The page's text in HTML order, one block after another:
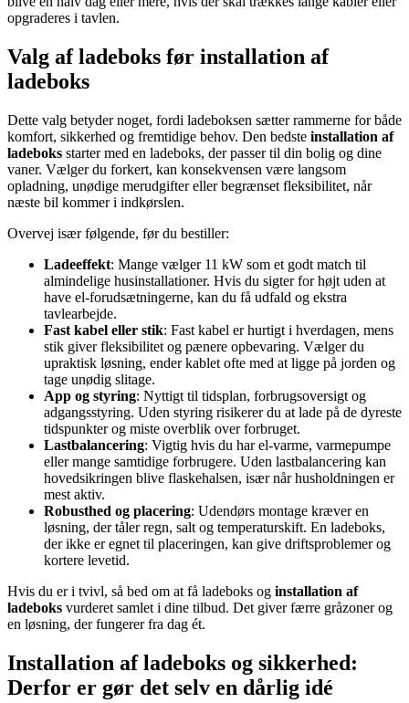
opgraderes i tavlen.
Valg af ladeboks før installation af
ladeboks
Dette valg betyder noget, fordi ladeboksen sætter rammerne for både
komfort, sikkerhed og fremtidige behov. Den bedste installation af
ladeboks starter med en ladeboks, der passer til din bolig og dine
vaner. Vælger du forkert, kan konsekvensen være langsom
opladning, unødige merudgifter eller begrænset fleksibilitet, når
næste bil kommer i indkørslen.
Overvej især følgende, før du bestiller:
Ladeeffekt: Mange vælger 11 kW som et godt match til
almindelige husinstallationer. Hvis du sigter for højt uden at
have el-forudsætningerne, kan du få udfald og ekstra
tavlearbejde.
Fast kabel eller stik: Fast kabel er hurtigt i hverdagen, mens
stik giver fleksibilitet og pænere opbevaring. Vælger du
upraktisk løsning, ender kablet ofte med at ligge på jorden og
tage unødig slitage.
App og styring: Nyttigt til tidsplan, forbrugsoversigt og
adgangsstyring. Uden styring risikerer du at lade på de dyreste
tidspunkter og miste overblik over forbruget.
Lastbalancering: Vigtig hvis du har el-varme, varmepumpe
eller mange samtidige forbrugere. Uden lastbalancering kan
hovedsikringen blive flaskehalsen, især når husholdningen er
mest aktiv.
Robusthed og placering: Udendørs montage kræver en
løsning, der tåler regn, salt og temperaturskift. En ladeboks,
der ikke er egnet til placeringen, kan give driftsproblemer og
kortere levetid.
Hvis du er i tvivl, så bed om at få ladeboks og installation af
ladeboks vurderet samlet i dine tilbud. Det giver færre gråzoner og
en løsning, der fungerer fra dag ét.
Installation af ladeboks og sikkerhed:
Derfor er gør det selv en dårlig idé